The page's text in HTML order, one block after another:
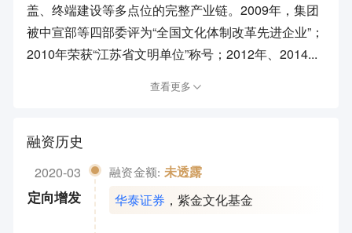
盖、终端建设等多点位的完整产业链。2009年，集团
被中宣部等四部委评为“全国文化体制改革先进企业”；
2010年荣获“江苏省文明单位”称号；2012年、2014...
查看更多
融资历史
2020-03
定向增发
融资金额: 未透露
华泰证券 ，紫金文化基金